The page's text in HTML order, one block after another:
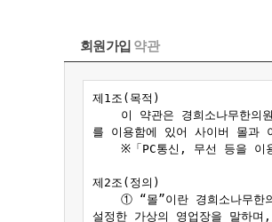
회원가입 약관